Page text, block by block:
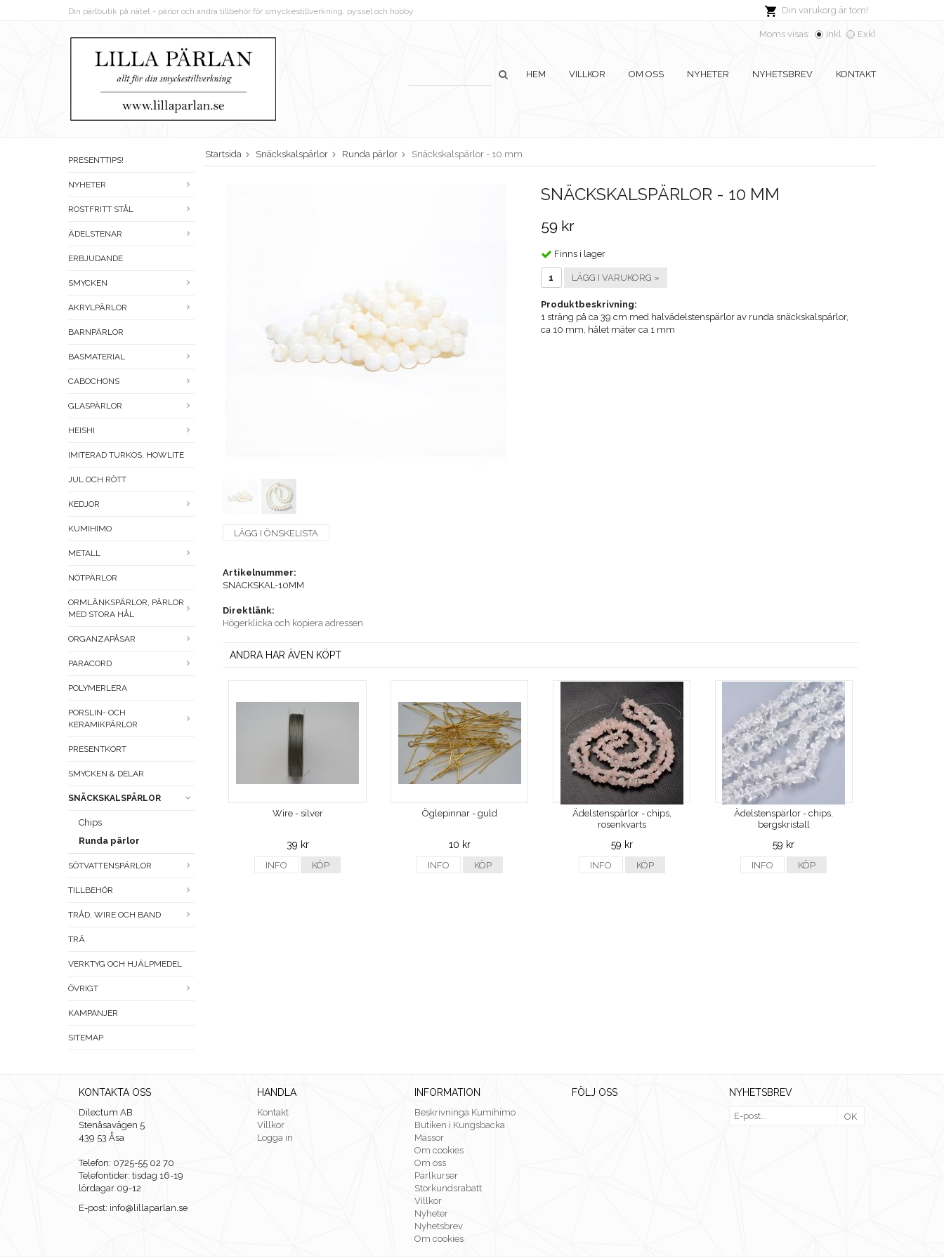
Din varukorg är tom!
Din pärlbutik på nätet - pärlor och andra tillbehör för smyckestillverkning, pyssel och hobby
Moms visas: Inkl Exkl
HEM VILLKOR OM OSS NYHETER NYHETSBREV KONTAKT
PRESENTTIPS!
NYHETER
ROSTFRITT STÅL
ÄDELSTENAR
ERBJUDANDE
SMYCKEN
AKRYLPÄRLOR
BARNPÄRLOR
BASMATERIAL
CABOCHONS
GLASPÄRLOR
HEISHI
IMITERAD TURKOS, HOWLITE
JUL OCH RÖTT
KEDJOR
KUMIHIMO
METALL
NÖTPÄRLOR
ORMLÄNKSPÄRLOR, PÄRLOR
MED STORA HÅL
ORGANZAPÅSAR
PARACORD
POLYMERLERA
PORSLIN- OCH
KERAMIKPÄRLOR
PRESENTKORT
SMYCKEN & DELAR
SNÄCKSKALSPÄRLOR
Chips
Runda pärlor
SÖTVATTENSPÄRLOR
TILLBEHÖR
TRÅD, WIRE OCH BAND
TRÄ
VERKTYG OCH HJÄLPMEDEL
ÖVRIGT
KAMPANJER
SITEMAP
Startsida Snäckskalspärlor Runda pärlor Snäckskalspärlor - 10 mm
SNÄCKSKALSPÄRLOR - 10 MM
59 kr
Finns i lager
LÄGG I VARUKORG »
Produktbeskrivning:
1 sträng på ca 39 cm med halvädelstenspärlor av runda snäckskalspärlor,
ca 10 mm, hålet mäter ca 1 mm
LÄGG I ÖNSKELISTA
Artikelnummer:
SNACKSKAL-10MM
Direktlänk:
Högerklicka och kopiera adressen
ANDRA HAR ÄVEN KÖPT
Wire - silver
39 kr
INFO KÖP
Öglepinnar - guld
10 kr
INFO KÖP
Ädelstenspärlor - chips,
rosenkvarts
59 kr
INFO KÖP
Ädelstenspärlor - chips,
bergskristall
59 kr
INFO KÖP
KONTAKTA OSS
Dilectum AB
Stenåsavägen 5
439 53 Åsa
Telefon: 0725-55 02 70
Telefontider: tisdag 16-19
lördagar 09-12
E-post: info@lillaparlan.se
HANDLA
Kontakt
Villkor
Logga in
INFORMATION
Beskrivninga Kumihimo
Butiken i Kungsbacka
Mässor
Om cookies
Om oss
Pärlkurser
Storkundsrabatt
Villkor
Nyheter
Nyhetsbrev
Om cookies
FÖLJ OSS NYHETSBREV
OK